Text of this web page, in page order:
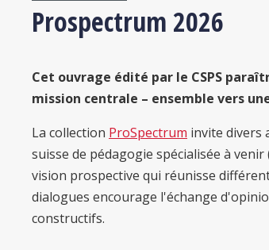
Prospectrum 2026
Cet ouvrage édité par le CSPS
mission centrale – ensemble vers
La collection ProSpectrum invite divers
suisse de pédagogie spécialisée à venir
vision prospective qui réunisse
dialogues encourage l'échange
constructifs.